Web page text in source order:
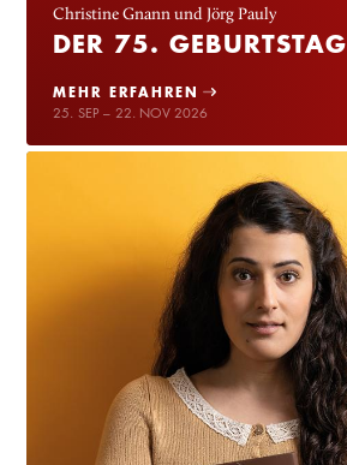
Christine Gnann und Jörg Pauly
DER 75. GEBURTSTAG
MEHR ERFAHREN
25. SEP – 22. NOV 2026